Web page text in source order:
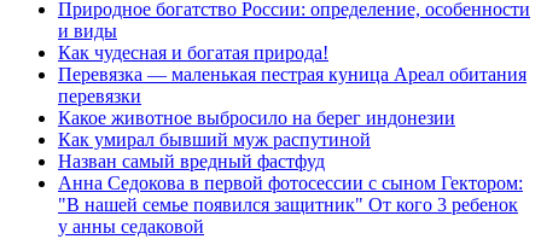
Природное богатство России: определение, особенности
и виды
Как чудесная и богатая природа!
Перевязка — маленькая пестрая куница Ареал обитания
перевязки
Какое животное выбросило на берег индонезии
Как умирал бывший муж распутиной
Назван самый вредный фастфуд
Анна Седокова в первой фотосессии с сыном Гектором:
"В нашей семье появился защитник" От кого 3 ребенок
у анны седаковой